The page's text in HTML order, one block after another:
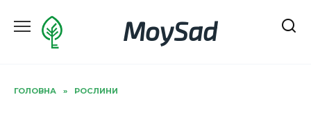
до
MoySad
ГОЛОВНА » РОСЛИНИ